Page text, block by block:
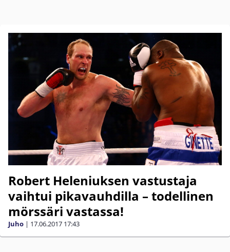
Robert Heleniuksen vastustaja
vaihtui pikavauhdilla – todellinen
mörssäri vastassa!
Juho | 17.06.2017 17:43